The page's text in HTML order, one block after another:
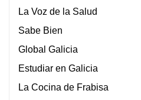
La Voz de la Salud
Sabe Bien
Global Galicia
Estudiar en Galicia
La Cocina de Frabisa